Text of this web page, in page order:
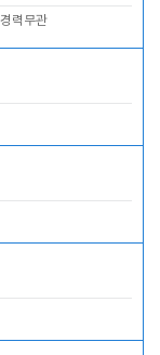
경력무관